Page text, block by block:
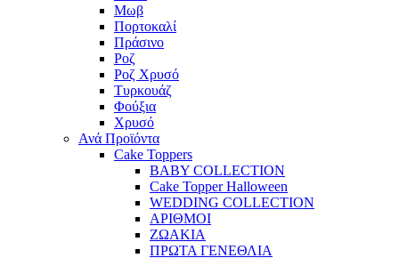
Μωβ
Πορτοκαλί
Πράσινο
Ροζ
Ροζ Χρυσό
Τυρκουάζ
Φούξια
Χρυσό
Ανά Προϊόντα
Cake Toppers
BABY COLLECTION
Cake Topper Halloween
WEDDING COLLECTION
ΑΡΙΘΜΟΙ
ΖΩΑΚΙΑ
ΠΡΩΤΑ ΓΕΝΕΘΛΙΑ